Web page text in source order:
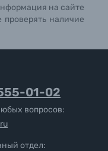
на сайте
наличие
01-02
вопросов:
отдел: